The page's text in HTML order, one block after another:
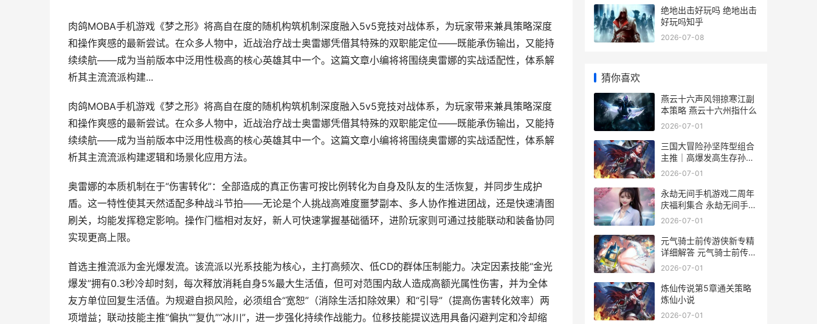
肉鸽MOBA手机游戏《梦之形》将高自在度的随机构筑机制深度融入5v5竞技对战体系，为玩家带来兼具策略深度
和操作爽感的最新尝试。在众多人物中，近战治疗战士奥雷娜凭借其特殊的双职能定位——既能承伤输出，又能持
续续航——成为当前版本中泛用性极高的核心英雄其中一个。这篇文章小编将将围绕奥雷娜的实战适配性，体系解
析其主流流派构建...
肉鸽MOBA手机游戏《梦之形》将高自在度的随机构筑机制深度融入5v5竞技对战体系，为玩家带来兼具策略深度
和操作爽感的最新尝试。在众多人物中，近战治疗战士奥雷娜凭借其特殊的双职能定位——既能承伤输出，又能持
续续航——成为当前版本中泛用性极高的核心英雄其中一个。这篇文章小编将将围绕奥雷娜的实战适配性，体系解
析其主流流派构建逻辑和场景化应用方法。
奥雷娜的本质机制在于“伤害转化”：全部造成的真正伤害可按比例转化为自身及队友的生活恢复，并同步生成护
盾。这一特性使其天然适配多种战斗节拍——无论是个人挑战高难度噩梦副本、多人协作推进团战，还是快速清图
刷关，均能发挥稳定影响。操作门槛相对友好，新人可快速掌握基础循环，进阶玩家则可通过技能联动和装备协同
实现更高上限。
首选主推流派为金光爆发流。该流派以光系技能为核心，主打高频次、低CD的群体压制能力。决定因素技能“金光
爆发”拥有0.3秒冷却时刻，每次释放消耗自身5%最大生活值，但可对范围内敌人造成高额光属性伤害，并为全体
友方单位回复生活值。为规避自损风险，必须组合“宽恕”（消除生活扣除效果）和“引导”（提高伤害转化效率）两
项增益；联动技能主推“偏执”“复仇”“冰川”，进一步强化持续作战能力。位移技能提议选用具备闪避判定和冷却缩
绝地出击好玩吗 绝地出击
好玩吗知乎
2026-07-08
猜你喜欢
燕云十六声风翎掠寒江副
本策略 燕云十六州指什么
2026-07-01
三国大冒险孙坚阵型组合
主推｜高爆发高生存孙坚
核心阵型组合解析 三国大
2026-07-01
永劫无间手机游戏二周年
庆福利集合 永劫无间手机
版
2026-07-01
元气骑士前传游侠新专精
详细解答 元气骑士前传游
侠攻略2025
2026-07-01
炼仙传说第5章通关策略
炼仙小说
2026-07-01